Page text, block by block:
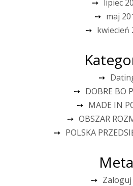
lipiec
maj
kwiecień
DOBRE BO
MADE IN
OBSZAR
POLSKA
Meta
Zaloguj